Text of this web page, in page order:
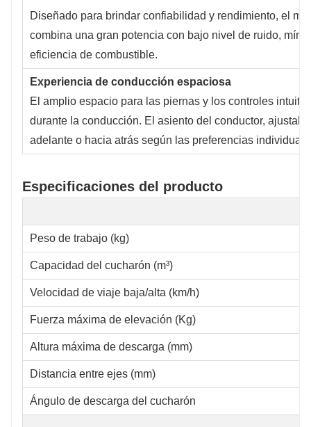
Diseñado para brindar confiabilidad y rendimiento, el
combina una gran potencia con bajo nivel de ruido,
eficiencia de combustible.
Experiencia de conducción espaciosa
El amplio espacio para las piernas y los controles
durante la conducción. El asiento del conductor,
adelante o hacia atrás según las preferencias
Especificaciones del producto
Peso de trabajo (kg)
Capacidad del cucharón (m³)
Velocidad de viaje baja/alta (km/h)
Fuerza máxima de elevación (Kg)
Altura máxima de descarga (mm)
Distancia entre ejes (mm)
Ángulo de descarga del cucharón